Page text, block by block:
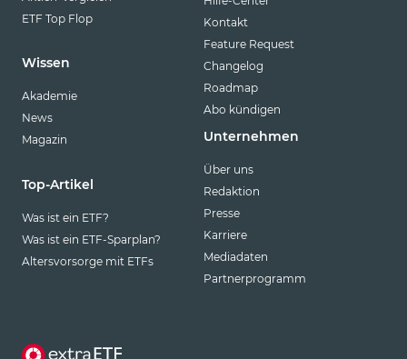
ETF Top Flop
Wissen
Akademie
News
Magazin
Top-Artikel
Was ist ein ETF?
Was ist ein ETF-Sparplan?
Altersvorsorge mit ETFs
Kontakt
Feature Request
Changelog
Roadmap
Abo kündigen
Unternehmen
Über uns
Redaktion
Presse
Karriere
Mediadaten
Partnerprogramm